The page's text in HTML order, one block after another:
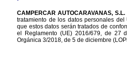
CAMPERCAR AUTOCARAVANAS, S.L.
tratamiento de los datos personales del
que estos datos serán tratados de
el Reglamento (UE) 2016/679, de 27
Orgánica 3/2018, de 5 de diciembre